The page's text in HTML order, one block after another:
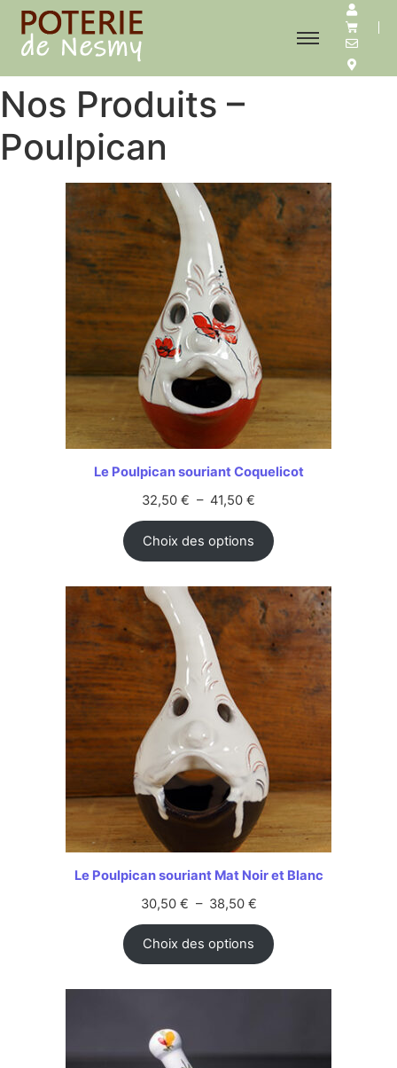
Nos Produits –
Poulpican
Le Poulpican souriant Coquelicot
32,50 € – 41,50 €
Choix des options
Le Poulpican souriant Mat Noir et Blanc
30,50 € – 38,50 €
Choix des options